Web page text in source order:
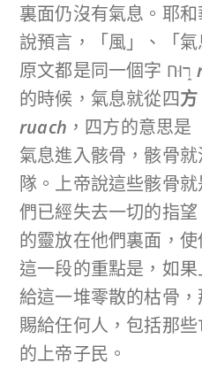
裏面仍沒有氣息。耶
說預言，「風」、「
的時候，氣息就從四方
ruach ，四方的意思是
氣息進入骸骨，骸骨
隊。上帝說這些骸骨
們已經失去一切的指
的靈放在他們裏面，
這一段的重點是，如
給這一堆零散的枯骨
賜給任何人，包括那
的上帝子民。